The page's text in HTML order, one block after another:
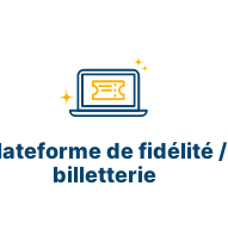
de fidélité /
billetterie